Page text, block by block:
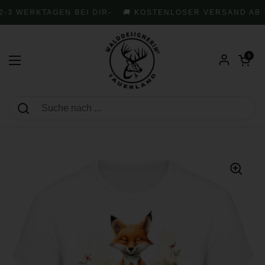
WERKTAGEN BEI DIR- 🚚 KOSTENLOSER VERSAND AB
Menü öffnen
Warenkorb
0